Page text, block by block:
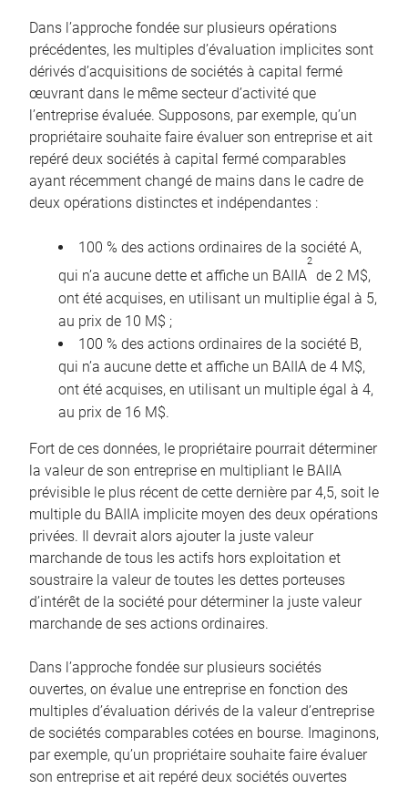
Dans l’approche fondée sur plusieurs opérations
précédentes, les multiples d’évaluation implicites sont
dérivés d’acquisitions de sociétés à capital fermé
œuvrant dans le même secteur d’activité que
l’entreprise évaluée. Supposons, par exemple, qu’un
propriétaire souhaite faire évaluer son entreprise et ait
repéré deux sociétés à capital fermé comparables
ayant récemment changé de mains dans le cadre de
deux opérations distinctes et indépendantes :
100 % des actions ordinaires de la société A,
qui n’a aucune dette et affiche un BAIIA
2
de 2 M$,
ont été acquises, en utilisant un multiplie égal à 5,
au prix de 10 M$ ;
100 % des actions ordinaires de la société B,
qui n’a aucune dette et affiche un BAIIA de 4 M$,
ont été acquises, en utilisant un multiple égal à 4,
au prix de 16 M$.
Fort de ces données, le propriétaire pourrait déterminer
la valeur de son entreprise en multipliant le BAIIA
prévisible le plus récent de cette dernière par 4,5, soit le
multiple du BAIIA implicite moyen des deux opérations
privées. Il devrait alors ajouter la juste valeur
marchande de tous les actifs hors exploitation et
soustraire la valeur de toutes les dettes porteuses
d’intérêt de la société pour déterminer la juste valeur
marchande de ses actions ordinaires.
Dans l’approche fondée sur plusieurs sociétés
ouvertes, on évalue une entreprise en fonction des
multiples d’évaluation dérivés de la valeur d’entreprise
de sociétés comparables cotées en bourse. Imaginons,
par exemple, qu’un propriétaire souhaite faire évaluer
son entreprise et ait repéré deux sociétés ouvertes